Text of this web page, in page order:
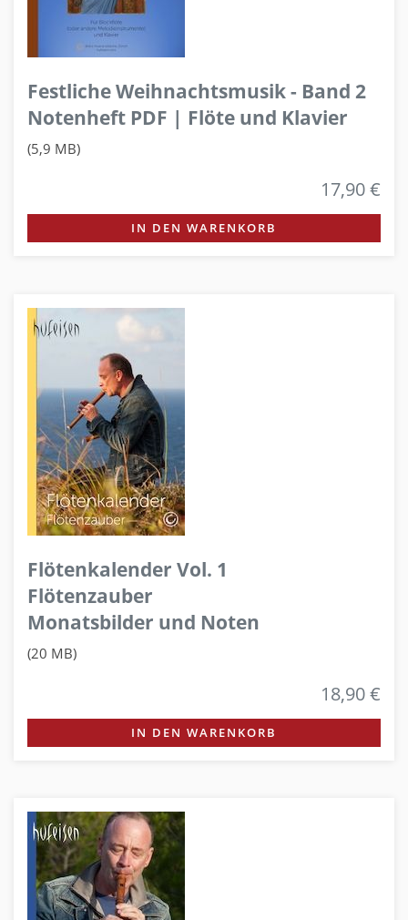
Festliche Weihnachtsmusik - Band 2
Notenheft PDF | Flöte und Klavier
(5,9 MB)
17,90 €
IN DEN WARENKORB
Flötenkalender Vol. 1
Flötenzauber
Monatsbilder und Noten
(20 MB)
18,90 €
IN DEN WARENKORB